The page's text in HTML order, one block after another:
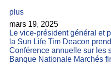
plus
mars 19, 2025
Le vice-président général et
la Sun Life Tim Deacon
Conférence annuelle sur les
Banque Nationale Marchés